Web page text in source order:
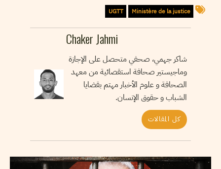
Ministère de la justice
UGTT
Chaker Jahmi
شاكر جهمي، صحفي متحصل على الإجازة
وماجيستير صحافة استقصائية من معهد
الصحافة و علوم الأخبار مهتم بقضايا
الشباب و حقوق الإنسان.
كل المقالات